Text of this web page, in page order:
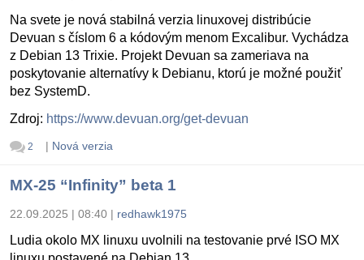
Na svete je nová stabilná verzia linuxovej distribúcie
Devuan s číslom 6 a kódovým menom Excalibur. Vychádza
z Debian 13 Trixie. Projekt Devuan sa zameriava na
poskytovanie alternatívy k Debianu, ktorú je možné použiť
bez SystemD.
Zdroj: https://www.devuan.org/get-devuan
2 | Nová verzia
MX-25 “Infinity” beta 1
22.09.2025 | 08:40 | redhawk1975
Ludia okolo MX linuxu uvolnili na testovanie prvé ISO MX